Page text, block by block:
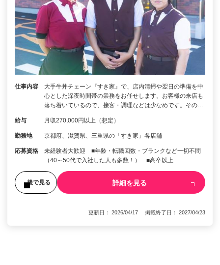
仕事内容
大手牛丼チェーン『すき家』で、店内清掃や翌日の準備を中
心とした深夜時間帯の業務をお任せします。お客様の来店も
落ち着いているので、接客・調理などは少なめです。その…
給与 月収270,000円以上（想定）
勤務地 京都府、滋賀県、三重県の「すき家」各店舗
応募資格
未経験者大歓迎 ■年齢・転職回数・ブランクなど一切不問
（40～50代で入社した人も多数！） ■高卒以上
後で見る 詳細を見る
更新日： 2026/04/17 掲載終了日： 2027/04/23